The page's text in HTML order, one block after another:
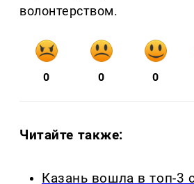
волонтерством.
0 0 0
Читайте также:
Казань вошла в топ-3